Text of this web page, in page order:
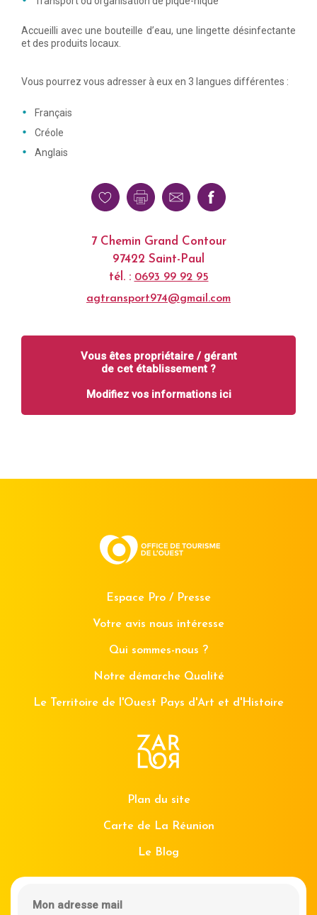
Accueilli avec une bouteille d’eau, une lingette désinfectante
et des produits locaux.
Vous pourrez vous adresser à eux en 3 langues différentes :
Français
Créole
Anglais
7 Chemin Grand Contour
97422 Saint-Paul
tél. : 0693 99 92 95
agtransport974@gmail.com
Vous êtes propriétaire / gérant
de cet établissement ?
Modifiez vos informations ici
Espace Pro / Presse
Votre avis nous intéresse
Qui sommes-nous ?
Notre démarche Qualité
Le Territoire de l'Ouest Pays d'Art et d'Histoire
Plan du site
Carte de La Réunion
Le Blog